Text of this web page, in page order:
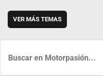
VER MÁS TEMAS